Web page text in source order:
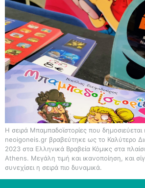
Η σειρά Μπαμπαδοϊστορίες που
neoigoneis.gr βραβεύτηκε ως το Καλύτερο
2023 στα Ελληνικά Βραβεία Κόμικς στα
Athens. Μεγάλη τιμή και ικανοποίηση, και
συνεχίσει η σειρά πιο δυναμικά.